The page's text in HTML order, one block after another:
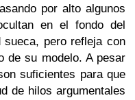
por alto algunos
en el fondo del
pero refleja con
de su modelo. A pesar
suficientes para que
de hilos argumentales